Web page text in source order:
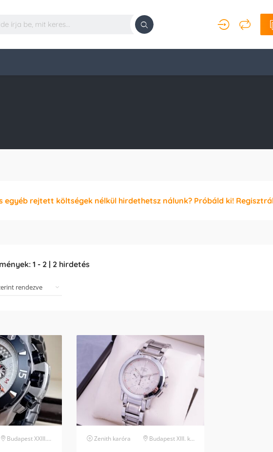
rejtett költségek nélkül hirdethetsz nálunk? Próbáld ki!
1 - 2 | 2 hirdetés
Budapest XXIII. kerület Zenith karóra Budapest XIII. kerület